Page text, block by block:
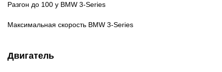
Разгон до 100 у BMW 3-Series
Максимальная скорость BMW 3-Series
Двигатель